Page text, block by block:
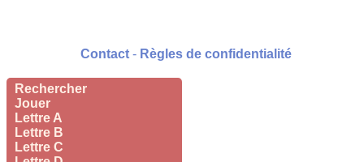
Rechercher
Jouer
Lettre A
Lettre B
Lettre C
Contact - Règles de confidentialité